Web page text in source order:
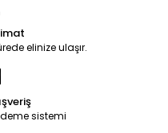
elinize ulaşır.
sistemi